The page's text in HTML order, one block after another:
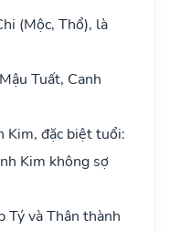
(Mộc, Thổ), là
Tuất, Canh
Kim, đặc biệt tuổi:
Kim không sợ
Tý và Thân thành